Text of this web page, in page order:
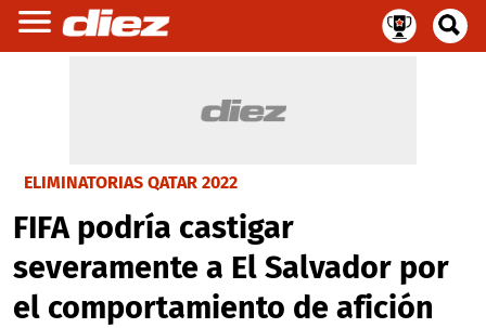
ELIMINATORIAS QATAR 2022
FIFA podría castigar
severamente a El Salvador por
el comportamiento de afición